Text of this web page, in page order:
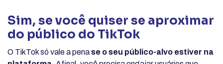
Sim, se você quiser se aproximar
do público do TikTok
O TikTok só vale a penase o seu público-alvo estiver na